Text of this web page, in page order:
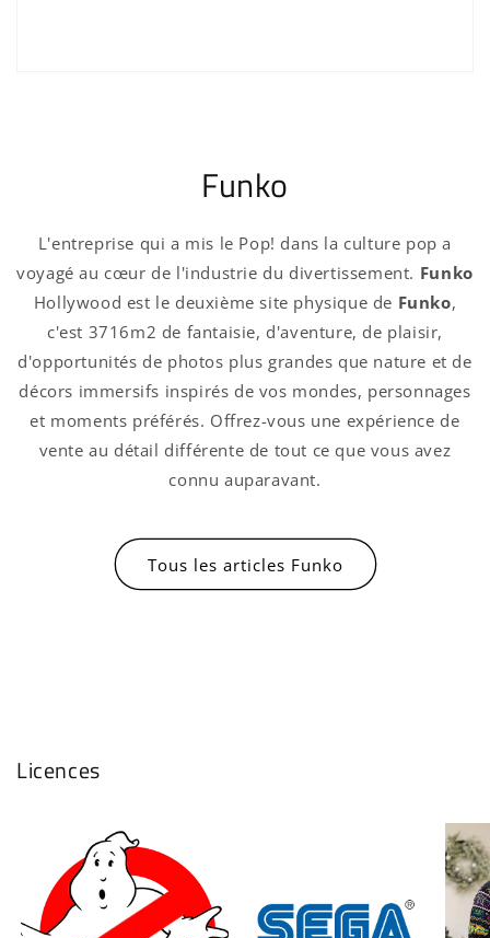
Funko
L'entreprise qui a mis le Pop! dans la culture pop a
voyagé au cœur de l'industrie du divertissement. Funko
Hollywood est le deuxième site physique de Funko,
c'est 3716m2 de fantaisie, d'aventure, de plaisir,
d'opportunités de photos plus grandes que nature et de
décors immersifs inspirés de vos mondes, personnages
et moments préférés. Offrez-vous une expérience de
vente au détail différente de tout ce que vous avez
connu auparavant.
Tous les articles Funko
Licences